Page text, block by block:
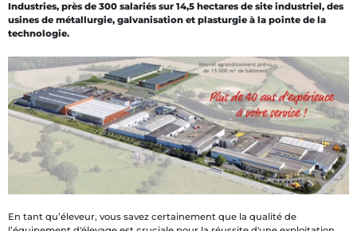
Industries, près de 300 salariés sur 14,5 hectares de site industriel, des
usines de métallurgie, galvanisation et plasturgie à la pointe de la
technologie.
En tant qu’éleveur, vous savez certainement que la qualité de